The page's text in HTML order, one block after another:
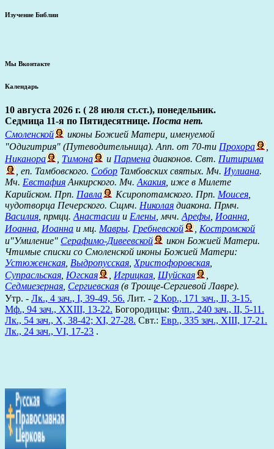
Изучение Библии
Мы Вконтакте
Календарь
10 августа 2026 г. ( 28 июля ст.ст.), понедельник.
Седмица 11-я по Пятидесятнице. Поста нет.
Смоленской
иконы Божией Матери, именуемой
"Одигитрия" (Путеводительница). Апп. от 70-ти Прохора
,
Никанора
, Тимона и Пармена диаконов. Свт. Питирима
, еп. Тамбовского. Собор Тамбовских святых. Мч. Иулиана.
Мч. ЕвстафияАнкирского. Мч.Акакия, иже в Милете
Карийском. Прп. Павла Ксиропотамского. Прп. Моисея,
чудотворца Печерского. Сщмч. Николая диакона. Прмч.
Василия, прмцц.Анастасии и Елены, мчч.Арефы, Иоанна,
Иоанна, Иоанна и мц. Мавры. Гребневской , Костромской
и"Умиление" Серафимо-Дивеевской
икон Божией Матери.
Чтимые списки со Смоленской иконы Божией Матери:
Устюженская, Выдропусская,Христофоровская,
Супрасльская, Югская , Игрицкая, Шуйская
,
Седмиезерная, Сергиевская (в Троице-Сергиевой Лавре).
Утр. - Лк., 4 зач., I, 39-49, 56. Лит. - 2 Кор., 171 зач., II, 3-15.
Мф., 94 зач., XXIII, 13-22. Богородицы: Флп., 240 зач., II, 5-11.
Лк., 54 зач., X, 38-42; XI, 27-28. Свт.: Евр., 335 зач., XIII, 17-21.
Лк., 24 зач., VI, 17-23 .